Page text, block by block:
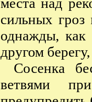
сильных
однажды, как
другом
Сосенка
ветвями